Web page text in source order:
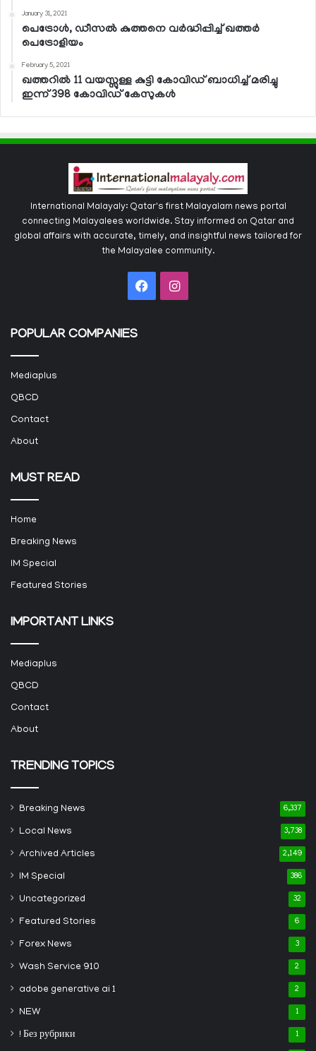
January 31, 2021
പെട്രോള്‍, ഡീസല്‍ കുത്തനെ വര്‍ദ്ധിപ്പിച്ച് ഖത്തര്‍
പെട്രോളിയം
February 5, 2021
ഖത്തറില്‍ 11 വയസ്സുള്ള കുട്ടി കോവിഡ് ബാധിച്ച് മരിച്ചു
ഇന്ന് 398 കോവിഡ് കേസുകള്‍
International Malayaly: Qatar's first Malayalam news portal
connecting Malayalees worldwide. Stay informed on Qatar and
global affairs with accurate, timely, and insightful news tailored for
the Malayalee community.
FacebookInstagram
POPULAR COMPANIES
Mediaplus
QBCD
Contact
About
MUST READ
Home
Breaking News
IM Special
Featured Stories
IMPORTANT LINKS
Mediaplus
QBCD
Contact
About
TRENDING TOPICS
Breaking News 6,337
Local News 3,738
Archived Articles 2,149
IM Special 386
Uncategorized 32
Featured Stories 6
Forex News 3
Wash Service 910 2
adobe generative ai 1 2
NEW 1
! Без рубрики 1